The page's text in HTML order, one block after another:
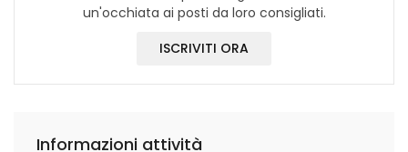
un'occhiata ai posti da loro consigliati.
ISCRIVITI ORA
Informazioni attività